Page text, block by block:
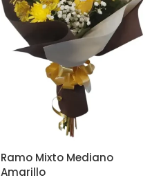
Ramo Mixto Mediano
Amarillo